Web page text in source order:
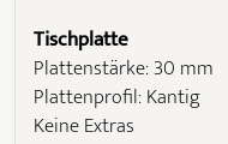
Tischplatte
Plattenstärke: 30 mm
Plattenprofil: Kantig
Keine Extras